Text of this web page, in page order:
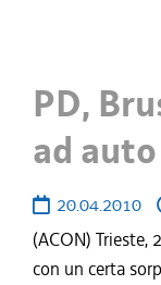
PD,
ad
20.04.2010
(ACON)
con un certa